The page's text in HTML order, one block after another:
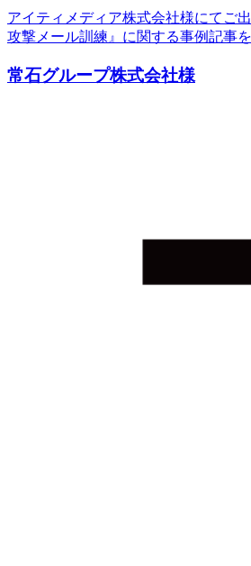
アイティメディア株式会社様にてご
攻撃メール訓練』に関する事例記事
常石グループ株式会社様